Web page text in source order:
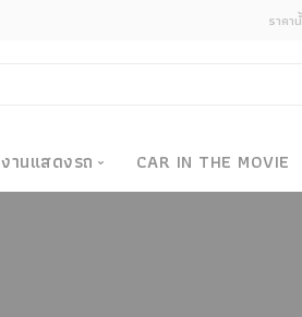
คุณต้องการยกเลิกก
อัพเ
ราคา
งานแสดงรถ CAR IN THE MOVIE